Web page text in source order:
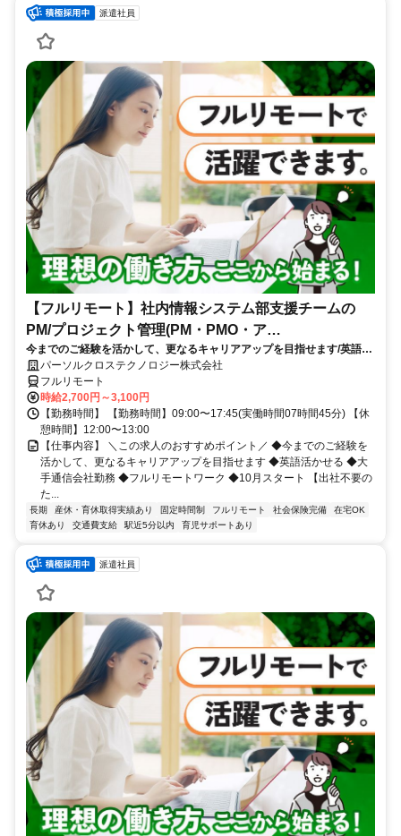
派遣社員
【フルリモート】社内情報システム部支援チームの
PM/プロジェクト管理(PM・PMO・ア
シ)_N260774362
今までのご経験を活かして、更なるキャリアアップを目指せます/英語活
かせる/大手通信会社勤務/フルリモートワーク/10月スタート
パーソルクロステクノロジー株式会社
フルリモート
時給2,700円～3,100円
【勤務時間】 【勤務時間】09:00〜17:45(実働時間07時間45分) 【休
憩時間】12:00〜13:00
【仕事内容】 ＼この求人のおすすめポイント／ ◆今までのご経験を
活かして、更なるキャリアアップを目指せます ◆英語活かせる ◆大
手通信会社勤務 ◆フルリモートワーク ◆10月スタート 【出社不要の
た...
長期 産休・育休取得実績あり 固定時間制 フルリモート 社会保険完備
在宅OK
育休あり
交通費支給 駅近5分以内 育児サポートあり
派遣社員